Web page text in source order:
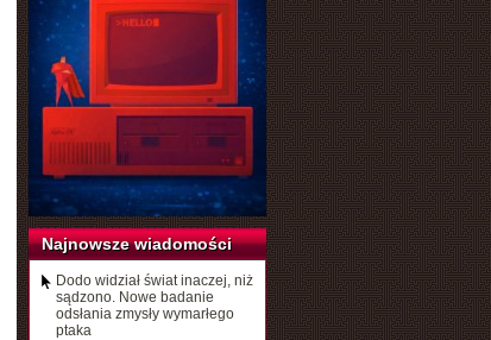
Najnowsze wiadomości
Dodo widział świat inaczej, niż
sądzono. Nowe badanie
odsłania zmysły wymarłego
ptaka